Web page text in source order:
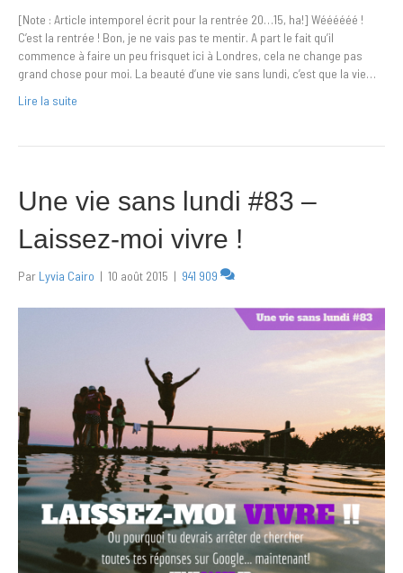
[Note : Article intemporel écrit pour la rentrée 20…15, ha!] Wéééééé !
C’est la rentrée ! Bon, je ne vais pas te mentir. A part le fait qu’il
commence à faire un peu frisquet ici à Londres, cela ne change pas
grand chose pour moi. La beauté d’une vie sans lundi, c’est que la vie…
Lire la suite
Une vie sans lundi #83 –
Laissez-moi vivre !
Par Lyvia Cairo | 10 août 2015 | 941 909